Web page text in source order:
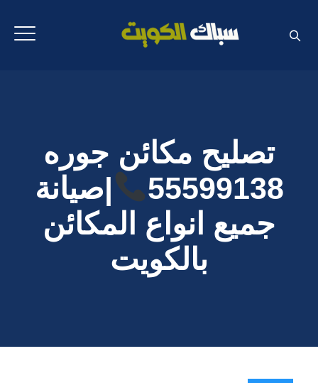
تصليح مكائن جوره
55599138
|صيانة
جميع انواع المكائن
بالكويت